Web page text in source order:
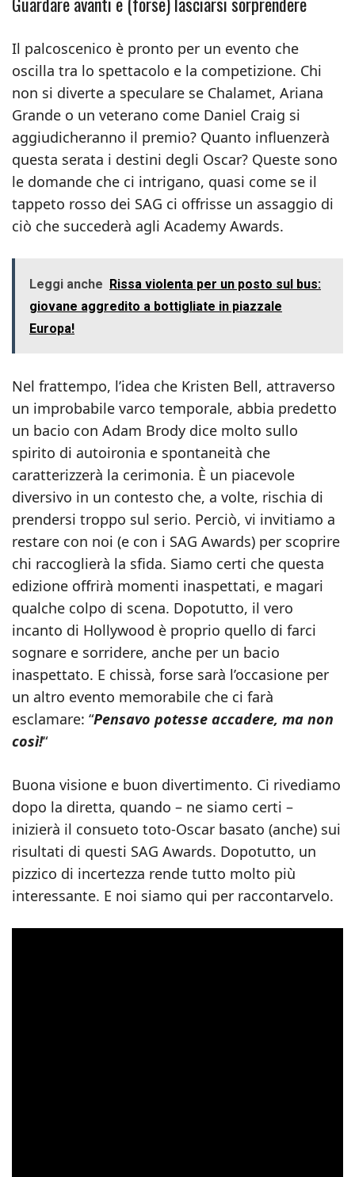
Il palcoscenico è pronto per un evento che
oscilla tra lo spettacolo e la competizione. Chi
non si diverte a speculare se Chalamet, Ariana
Grande o un veterano come Daniel Craig si
aggiudicheranno il premio? Quanto influenzerà
questa serata i destini degli Oscar? Queste sono
le domande che ci intrigano, quasi come se il
tappeto rosso dei SAG ci offrisse un assaggio di
ciò che succederà agli Academy Awards.
Leggi anche Rissa violenta per un posto sul bus:
giovane aggredito a bottigliate in piazzale
Europa!
Nel frattempo, l’idea che Kristen Bell, attraverso
un improbabile varco temporale, abbia predetto
un bacio con Adam Brody dice molto sullo
spirito di autoironia e spontaneità che
caratterizzerà la cerimonia. È un piacevole
diversivo in un contesto che, a volte, rischia di
prendersi troppo sul serio. Perciò, vi invitiamo a
restare con noi (e con i SAG Awards) per scoprire
chi raccoglierà la sfida. Siamo certi che questa
edizione offrirà momenti inaspettati, e magari
qualche colpo di scena. Dopotutto, il vero
incanto di Hollywood è proprio quello di farci
sognare e sorridere, anche per un bacio
inaspettato. E chissà, forse sarà l’occasione per
un altro evento memorabile che ci farà
esclamare: “Pensavo potesse accadere, ma non
così!“
Buona visione e buon divertimento. Ci rivediamo
dopo la diretta, quando – ne siamo certi –
inizierà il consueto toto-Oscar basato (anche) sui
risultati di questi SAG Awards. Dopotutto, un
pizzico di incertezza rende tutto molto più
interessante. E noi siamo qui per raccontarvelo.